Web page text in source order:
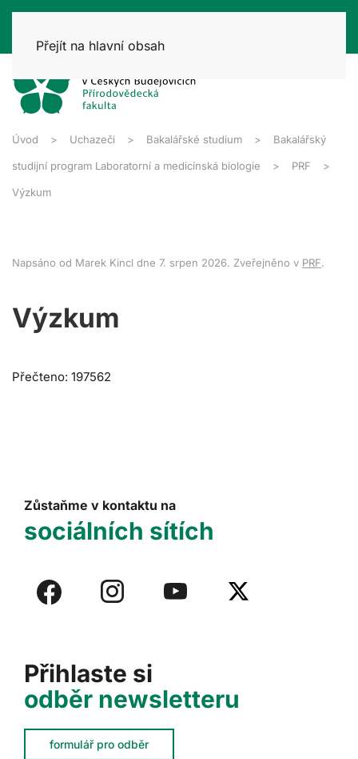
Přejít na hlavní obsah
Úvod Uchazeči Bakalářské studium Bakalářský
studijní program Laboratorní a medicínská biologie PRF
Výzkum
Napsáno od Marek Kincl dne 7. srpen 2026. Zveřejněno v PRF.
Výzkum
Přečteno: 197562
Přihlaste si
odběr newsletteru
formulář pro odběr
Zůstaňme v kontaktu na
sociálních sítích